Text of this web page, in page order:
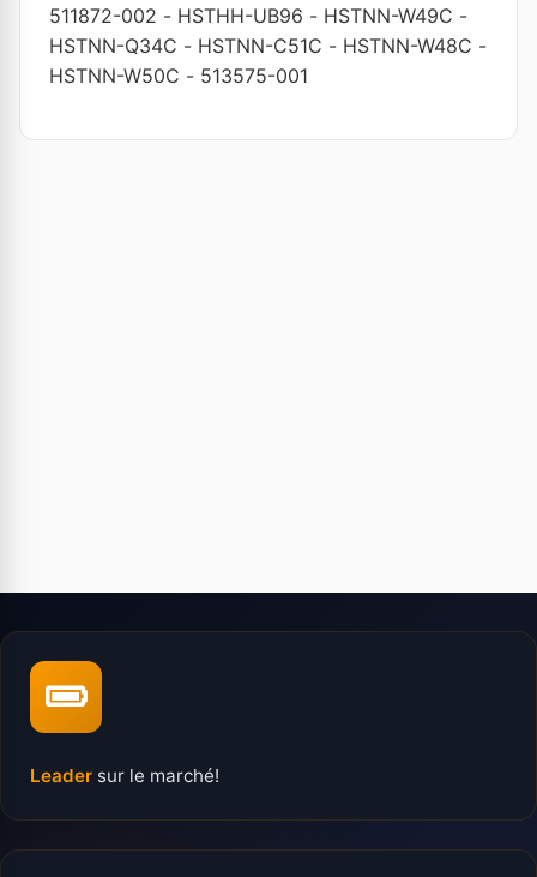
511872-002 - HSTHH-UB96 - HSTNN-W49C -
HSTNN-Q34C - HSTNN-C51C - HSTNN-W48C -
HSTNN-W50C - 513575-001
Leader sur le marché!